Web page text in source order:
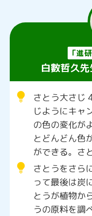
「進
白數哲久
さとう大さじ
じようにキャ
の色の変化が
とどんどん色
ができる。さ
さとうをさら
って最後は炭
とうが植物か
うの原料を調